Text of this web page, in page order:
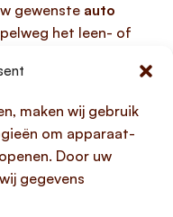
maken wij gebruik
om apparaat-
Door uw
gegevens
gewenste auto
het leen- of
berekent de
beeld van uw
de
die past bij uw